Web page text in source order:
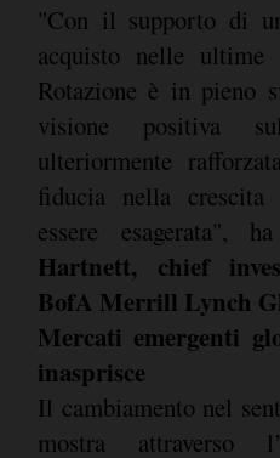
"Con il supporto di
acquisto nelle ultime
Rotazione è in pieno
visione positiva
ulteriormente
fiducia nella
essere esagerata",
Hartnett, chief
BofA Merrill Lynch
Mercati emergenti
inasprisce
Il cambiamento nel
mostra attraverso